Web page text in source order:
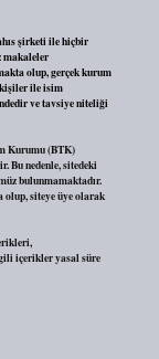
şirketi ile hiçbir
makaleler
olup, gerçek kurum
kişiler ile isim
ve tavsiye niteliği
Kurumu (BTK)
Bu nedenle, sitedeki
bulunmamaktadır.
siteye üye olarak
içerikler yasal süre